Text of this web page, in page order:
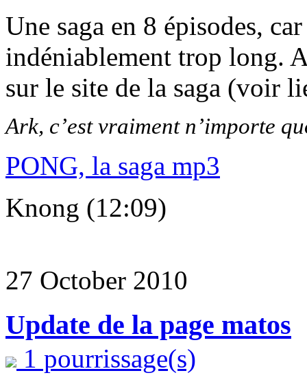
Une saga en 8 épisodes,
indéniablement trop long.
sur le site de la saga (voir
Ark, c’est vraiment n’importe
PONG, la saga mp3
Knong (12:09)
27 October 2010
Update de la page matos
1 pourrissage(s)